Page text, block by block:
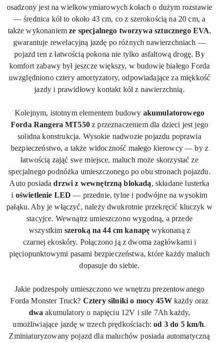
osadzony jest na wielkowymiarowych kołach o dużym rozstawie
— średnica kół to około 43 cm, co z szerokością na 20 cm, a
także wykonaniemze specjalnego tworzywa sztucznego EVA,
gwarantuje rewelacyjną jazdę po różnych nawierzchniach —
pojazd ten z łatwością pokona nie tylko asfaltową drogę. By
komfort zabawy był jeszcze większy, w budowie białego Forda
uwzględniono cztery amortyzatory, odpowiadające za miękkość
jazdy i prawidłowy kontakt kół z nawierzchnią.
Kolejnym, istotnym elementem budowy akumulatorowego
Forda RangeraMT550z przeznaczeniem dla dzieci jest jego
solidna konstrukcja. Wysokie nadwozie pojazdu poprawia
bezpieczeństwo, a także widoczność małego kierowcy — by z
łatwością zająć swe miejsce, maluch może skorzystać ze
specjalnego podnóżka umieszczonego po obu stronach pojazdu.
Auto posiadadrzwi z wewnętrzną blokadą, składane lusterka
i oświetlenie LED — przednie, tylne i podwójne na wysokim
pałąku. Aby je włączyć, należy dwukrotnie przekręcić kluczyk w
stacyjce. Wewnątrz umieszczono wygodną, a przede
wszystkim szeroką na 44 cm kanapę wykonaną z
czarnejekoskóry. Połączono ją z dwoma zagłówkami i
pięciopunktowymi pasami bezpieczeństwa, które każdy maluch
dopasuje do siebie.
Jakie podzespoły umieszczono we wnętrzu prezentowanego
Forda Monster Truck? Cztery silniki o mocy45W każdy oraz
dwa akumulatory o napięciu 12V i sile 7Ah każdy,
umożliwiające jazdę w trzech prędkościach:od 3 do 5 km/h.
Zminiaturyzowany pojazd dla maluchów posiada automatyczną